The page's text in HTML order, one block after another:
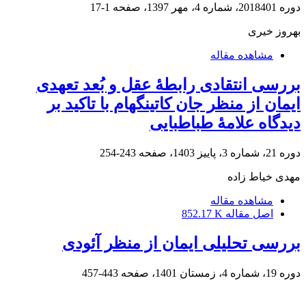
دوره 2018401، شماره 4، مهر 1397، صفحه 1-17
بهروز خیری
مشاهده مقاله
بررسی انتقادی رابطۀ عقل و بُعد تعهدی
ایمان از منظر جان کاتینگهام با تاکید بر
دیدگاه علامۀ طباطبایی
دوره 21، شماره 3، پاییز 1403، صفحه 243-254
مهدی خیاط زاده
مشاهده مقاله
اصل مقاله 852.17 K
بررسی تحلیلی ایمان از منظر آئودی
دوره 19، شماره 4، زمستان 1401، صفحه 443-457